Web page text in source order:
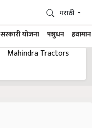
सरकारी योजना पशुधन हवामान
मराठी